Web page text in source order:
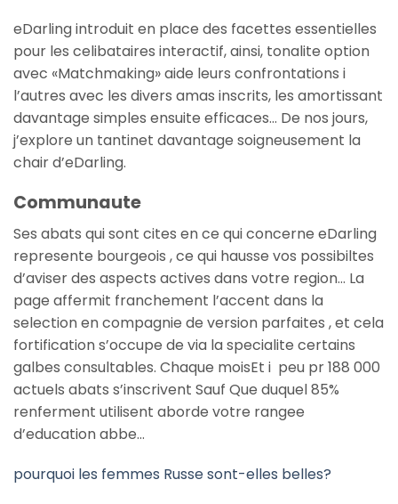
eDarling introduit en place des facettes essentielles
pour les celibataires interactif, ainsi, tonalite option
avec «Matchmaking» aide leurs confrontations i
l’autres avec les divers amas inscrits, les amortissant
davantage simples ensuite efficaces… De nos jours,
j’explore un tantinet davantage soigneusement la
chair d’eDarling.
Communaute
Ses abats qui sont cites en ce qui concerne eDarling
represente bourgeois , ce qui hausse vos possibiltes
d’aviser des aspects actives dans votre region… La
page affermit franchement l’accent dans la
selection en compagnie de version parfaites , et cela
fortification s’occupe de via la specialite certains
galbes consultables. Chaque moisEt i peu pr 188 000
actuels abats s’inscrivent Sauf Que duquel 85%
renferment utilisent aborde votre rangee
d’education abbe…
pourquoi les femmes Russe sont-elles belles?